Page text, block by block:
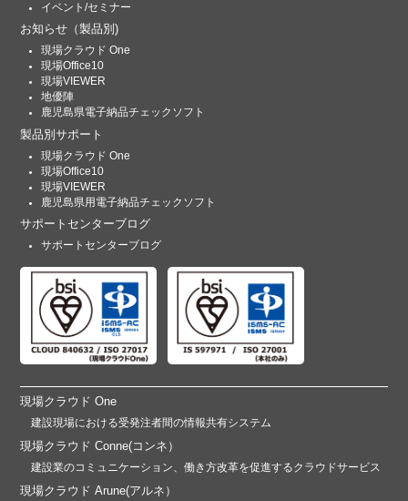
イベント/セミナー
お知らせ （製品別)
現場クラウド One
現場Office10
現場VIEWER
地優陣
鹿児島県電子納品チェックソフト
製品別サポート
現場クラウド One
現場Office10
現場VIEWER
鹿児島県用電子納品チェックソフト
サポートセンターブログ
サポートセンターブログ
現場クラウド One
建設現場における受発注者間の情報共有システム
現場クラウド Conne(コンネ）
建設業のコミュニケーション、働き方改革を促進するクラウドサービス
現場クラウド Arune(アルネ）